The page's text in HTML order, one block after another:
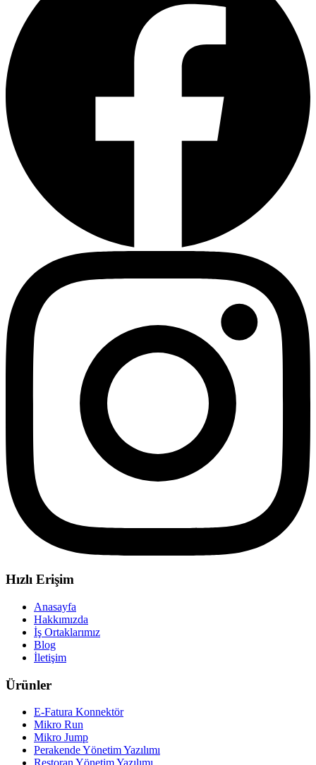
Hızlı Erişim
Anasayfa
Hakkımızda
İş Ortaklarımız
Blog
İletişim
Ürünler
E-Fatura Konnektör
Mikro Run
Mikro Jump
Perakende Yönetim Yazılımı